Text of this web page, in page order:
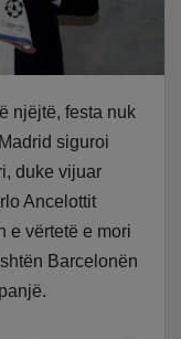
njëjtë, festa nuk
siguroi
duke vijuar
Ancelottit
e vërtetë e mori
Barcelonën